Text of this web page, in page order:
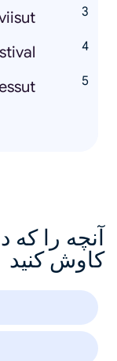
آنچه را که
کاوش کنید